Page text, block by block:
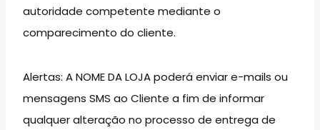
autoridade competente mediante o
comparecimento do cliente.
Alertas: A NOME DA LOJA poderá enviar e-mails ou
mensagens SMS ao Cliente a fim de informar
qualquer alteração no processo de entrega de